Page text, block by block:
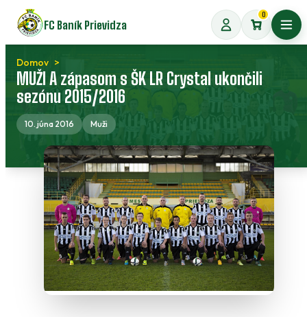
Preskočiť
na
obsah
FC Baník Prievidza
0
Domov
MUŽI A zápasom s ŠK LR Crystal ukončili
sezónu 2015/2016
10. júna 2016 Muži